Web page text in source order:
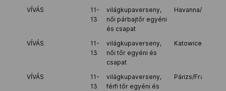
VÍVÁS
11-
13
világkupaverseny,
női párbajtőr egyéni
és csapat
Havanna/Kuba
VÍVÁS
11-
13
világkupaverseny,
női tőr egyéni és
csapat
Katowice/
VÍVÁS
11-
13
világkupaverseny,
férfi tőr egyéni és
Párizs/